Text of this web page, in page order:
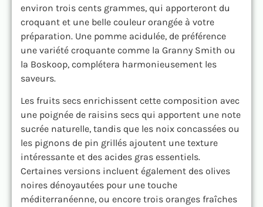
environ trois cents grammes, qui apporteront du
croquant et une belle couleur orangée à votre
préparation. Une pomme acidulée, de préférence
une variété croquante comme la Granny Smith ou
la Boskoop, complétera harmonieusement les
saveurs.
Les fruits secs enrichissent cette composition avec
une poignée de raisins secs qui apportent une note
sucrée naturelle, tandis que les noix concassées ou
les pignons de pin grillés ajoutent une texture
intéressante et des acides gras essentiels.
Certaines versions incluent également des olives
noires dénoyautées pour une touche
méditerranéenne, ou encore trois oranges fraîches